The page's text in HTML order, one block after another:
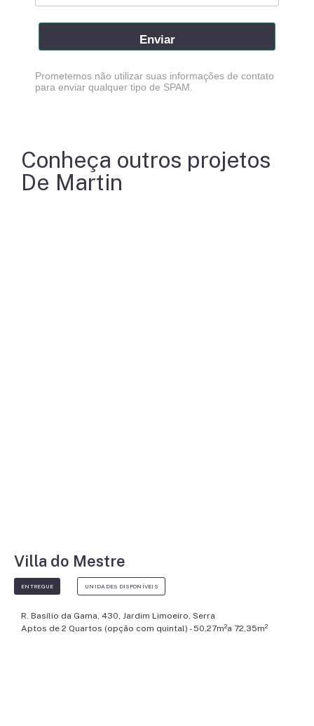
Enviar
Prometemos não utilizar suas informações de contato
para enviar qualquer tipo de SPAM.
Conheça outros projetos
De Martin
Villa do Mestre
ENTREGUE UNIDADES DISPONÍVEIS
R. Basílio da Gama, 430, Jardim Limoeiro, Serra
Aptos de 2 Quartos (opção com quintal) - 50,27m²a 72,35m²